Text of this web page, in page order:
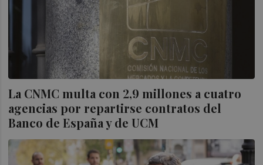
La CNMC multa con 2,9 millones a cuatro
agencias por repartirse contratos del
Banco de España y de UCM